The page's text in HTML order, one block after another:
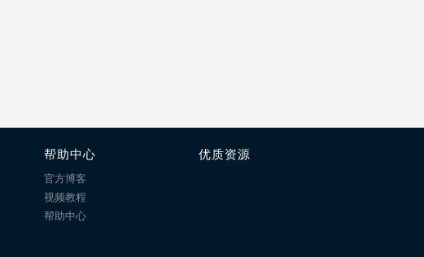
帮助中心
官方博客
视频教程
帮助中心
优质资源